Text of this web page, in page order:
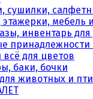
сушилки,
мебель
инвентарь для
принадлежности
для цветов
баки, бочки
животных и